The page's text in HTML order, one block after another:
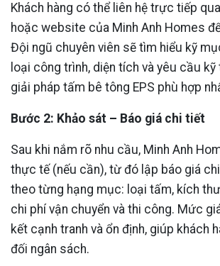
Khách hàng có thể liên hệ trực tiếp
hoặc website của Minh Anh Homes
Đội ngũ chuyên viên sẽ tìm hiểu kỹ
loại công trình, diện tích và yêu cầu
giải pháp tấm bê tông EPS phù hợp
Bước 2: Khảo sát – Báo giá chi tiết
Sau khi nắm rõ nhu cầu, Minh Anh
thực tế (nếu cần), từ đó lập báo giá
theo từng hạng mục: loại tấm, kích
chi phí vận chuyển và thi công. Mức
kết cạnh tranh và ổn định, giúp khách
đối ngân sách.